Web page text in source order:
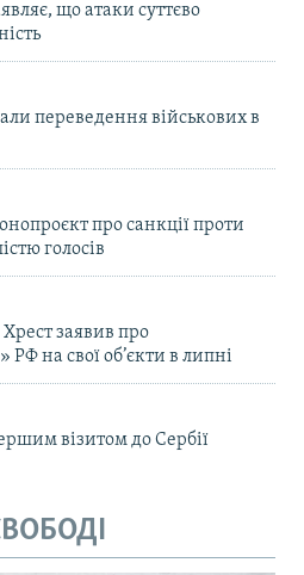
що атаки суттєво
переведення військових в
про санкції проти
голосів
заявив про
РФ на свої об’єкти в липні
візитом до Сербії